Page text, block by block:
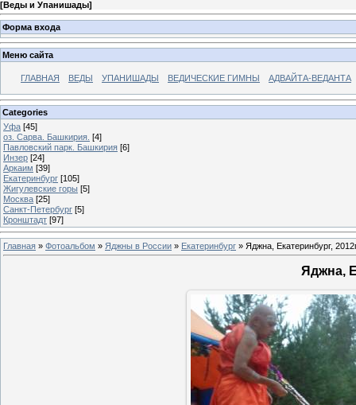
[Веды и Упанишады]
Форма входа
Меню сайта
ГЛАВНАЯ ВЕДЫ УПАНИШАДЫ ВЕДИЧЕСКИЕ ГИМНЫ АДВАЙТА-ВЕДАНТА
Categories
Уфа [45]
оз. Сарва. Башкирия. [4]
Павловский парк. Башкирия [6]
Инзер [24]
Аркаим [39]
Екатеринбург [105]
Жигулевские горы [5]
Москва [25]
Санкт-Петербург [5]
Кронштадт [97]
Главная » Фотоальбом » Яджны в России » Екатеринбург » Яджна, Екатеринбург,
Яджна,